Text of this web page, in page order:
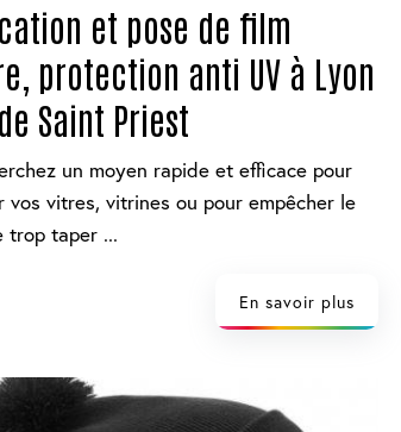
et pose de film
protection anti UV à Lyon
Saint Priest
un moyen rapide et efficace pour
vos vitres, vitrines ou pour empêcher le
trop taper ...
En savoir plus